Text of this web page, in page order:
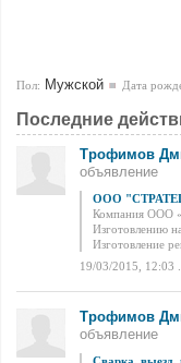
Пол: Мужской Дата
Последние
Трофимов
объявление
ООО
Компания ООО
Изготовлению
Изготовление
19/03/2015, 12:03
Трофимов
объявление